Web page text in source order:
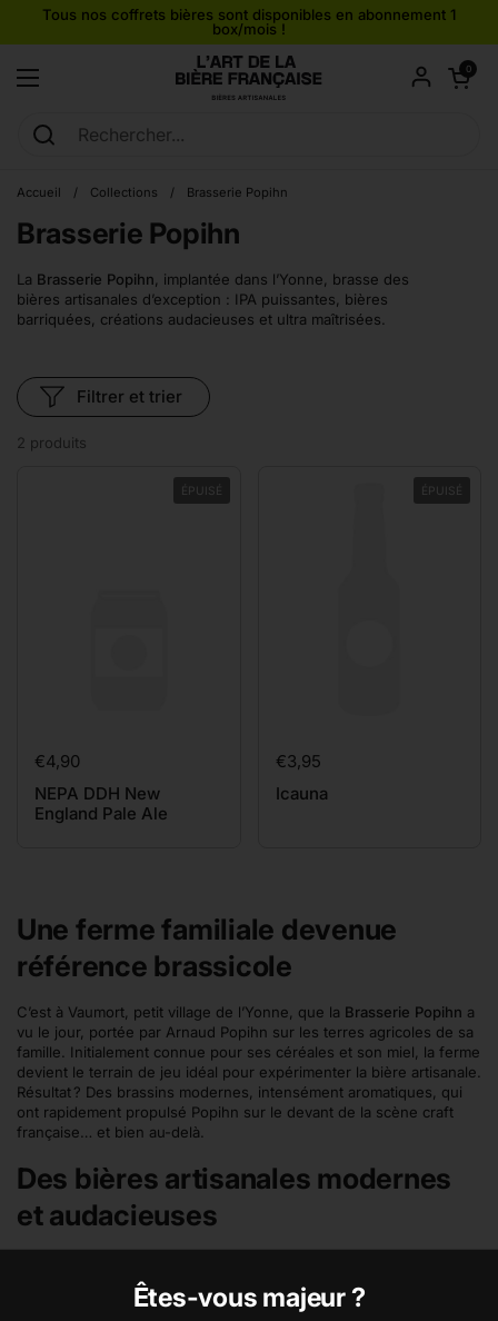
Passer au contenu
Tous nos coffrets bières sont disponibles en abonnement 1
box/mois !
Ouvrir le menu
Ouvrir le
0
Accueil / Collections / Brasserie Popihn
Brasserie Popihn
La Brasserie Popihn , implantée dans l’Yonne, brasse des
bières artisanales d’exception : IPA puissantes, bières
barriquées, créations audacieuses et ultra maîtrisées.
2 produits
Filtrer et trier
Prix:
€4,90
NEPA DDH New
England Pale Ale
ÉPUISÉ
Prix:
€3,95
Icauna
ÉPUISÉ
Une ferme familiale devenue
référence brassicole
C’est à Vaumort, petit village de l’Yonne, que la Brasserie Popihn a
vu le jour, portée par Arnaud Popihn sur les terres agricoles de sa
famille. Initialement connue pour ses céréales et son miel, la ferme
devient le terrain de jeu idéal pour expérimenter la bière artisanale.
Résultat ? Des brassins modernes, intensément aromatiques, qui
ont rapidement propulsé Popihn sur le devant de la scène craft
française… et bien au-delà.
Des bières artisanales modernes
et audacieuses
, dans la pure tradition américaine, mais avec une
élégance bien française. Aujourd’hui, la brasserie explore aussi
Êtes-vous majeur ?